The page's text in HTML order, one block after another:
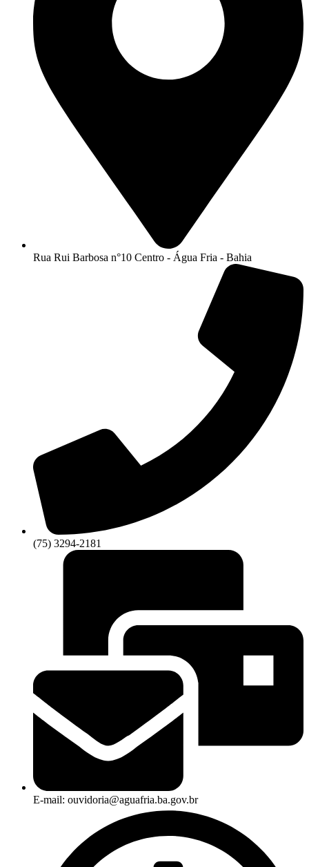
Rua Rui Barbosa n°10 Centro - Água Fria - Bahia
(75) 3294-2181
E-mail: ouvidoria@aguafria.ba.gov.br